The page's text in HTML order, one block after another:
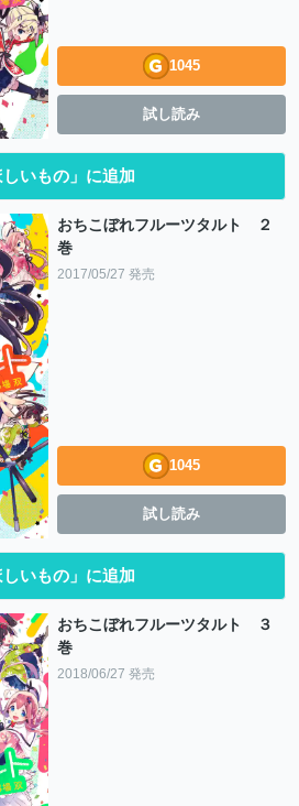
1045
試し読み
しいもの」に追加
おちこぼれフルーツタルト ２
巻
2017/05/27 発売
1045
試し読み
しいもの」に追加
おちこぼれフルーツタルト ３
巻
2018/06/27 発売